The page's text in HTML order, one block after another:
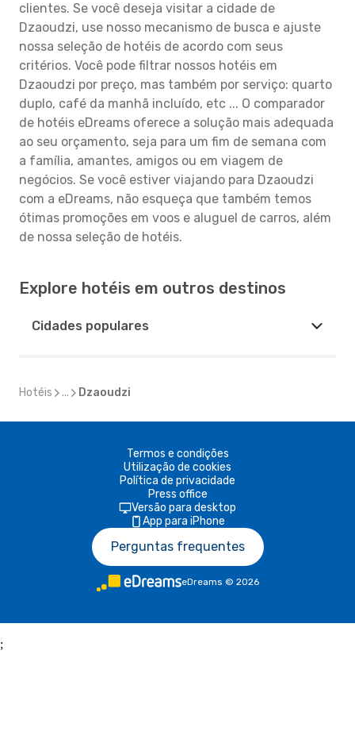
clientes. Se você deseja visitar a cidade de
Dzaoudzi, use nosso mecanismo de busca e ajuste
nossa seleção de hotéis de acordo com seus
critérios. Você pode filtrar nossos hotéis em
Dzaoudzi por preço, mas também por serviço: quarto
duplo, café da manhã incluído, etc ... O comparador
de hotéis eDreams oferece a solução mais adequada
ao seu orçamento, seja para um fim de semana com
a família, amantes, amigos ou em viagem de
negócios. Se você estiver viajando para Dzaoudzi
com a eDreams, não esqueça que também temos
ótimas promoções em voos e aluguel de carros, além
de nossa seleção de hotéis.
Explore hotéis em outros destinos
Cidades populares
Hotéis ... Dzaoudzi
Termos e condições
Utilização de cookies
Política de privacidade
Press office
Versão para desktop
App para iPhone
Perguntas frequentes
eDreams © 2026
;